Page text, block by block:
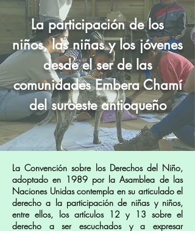
La participación de los
niños, las niñas y los jóvenes
desde el ser de las
comunidades Embera Chamí
del suroeste antioqueño
La Convención sobre los Derechos del Niño,
adoptado en 1989 por la Asamblea de las
Naciones Unidas contempla en su articulado el
derecho a la participación de niñas y niños,
entre ellos, los artículos 12 y 13 sobre el
derecho a ser escuchados y a expresar